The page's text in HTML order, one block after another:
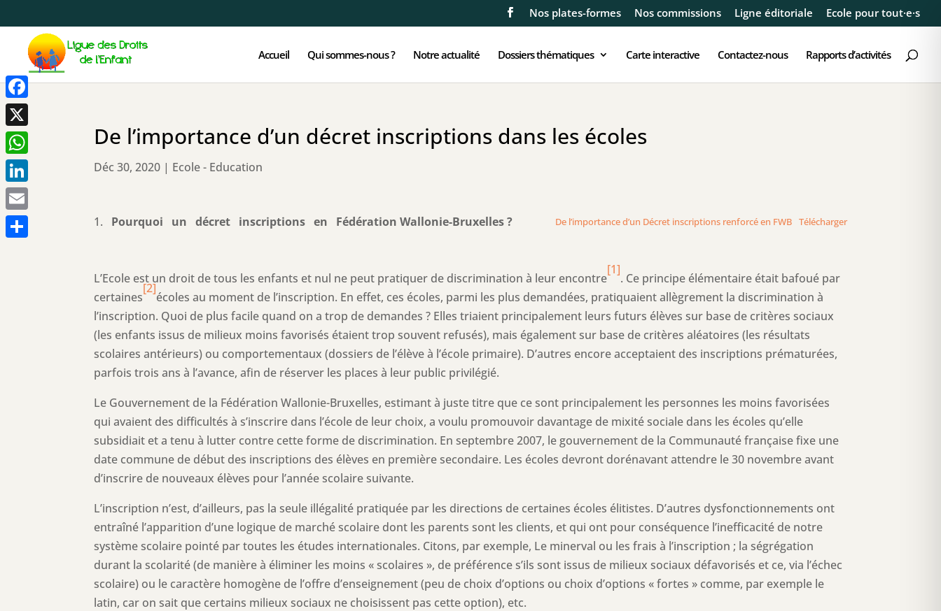
Nos plates-formes Nos commissions Ligne éditoriale Ecole pour tout·e·s
Accueil Qui sommes-nous ? Notre actualité Dossiers thématiques Carte interactive Contactez-nous Rapports d’activités
De l’importance d’un décret inscriptions dans les écoles
Déc 30, 2020 | Ecole - Education
De l’importance d’un Décret inscriptions renforcé en FWB Télécharger
Pourquoi un décret inscriptions en Fédération Wallonie-Bruxelles ?
L’Ecole est un droit de tous les enfants et nul ne peut pratiquer de discrimination à leur encontre
[1]
. Ce principe élémentaire était bafoué par
certaines
[2]
écoles au moment de l’inscription. En effet, ces écoles, parmi les plus demandées, pratiquaient allègrement la discrimination à
l’inscription. Quoi de plus facile quand on a trop de demandes ? Elles triaient principalement leurs futurs élèves sur base de critères sociaux
(les enfants issus de milieux moins favorisés étaient trop souvent refusés), mais également sur base de critères aléatoires (les résultats
scolaires antérieurs) ou comportementaux (dossiers de l’élève à l’école primaire). D’autres encore acceptaient des inscriptions prématurées,
parfois trois ans à l’avance, afin de réserver les places à leur public privilégié.
Le Gouvernement de la Fédération Wallonie-Bruxelles, estimant à juste titre que ce sont principalement les personnes les moins favorisées
qui avaient des difficultés à s’inscrire dans l’école de leur choix, a voulu promouvoir davantage de mixité sociale dans les écoles qu’elle
subsidiait et a tenu à lutter contre cette forme de discrimination. En septembre 2007, le gouvernement de la Communauté française fixe une
date commune de début des inscriptions des élèves en première secondaire. Les écoles devront dorénavant attendre le 30 novembre avant
d’inscrire de nouveaux élèves pour l’année scolaire suivante.
L’inscription n’est, d’ailleurs, pas la seule illégalité pratiquée par les directions de certaines écoles élitistes. D’autres dysfonctionnements ont
entraîné l’apparition d’une logique de marché scolaire dont les parents sont les clients, et qui ont pour conséquence l’inefficacité de notre
système scolaire pointé par toutes les études internationales. Citons, par exemple, Le minerval ou les frais à l’inscription ; la ségrégation
durant la scolarité (de manière à éliminer les moins « scolaires », de préférence s’ils sont issus de milieux sociaux défavorisés et ce, via l’échec
scolaire) ou le caractère homogène de l’offre d’enseignement (peu de choix d’options ou choix d’options « fortes » comme, par exemple le
latin, car on sait que certains milieux sociaux ne choisissent pas cette option), etc.
Facebook
X
WhatsApp
LinkedIn
Email